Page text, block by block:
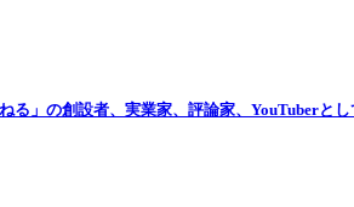
る」の創設者、実業家、評論家、YouTuberと